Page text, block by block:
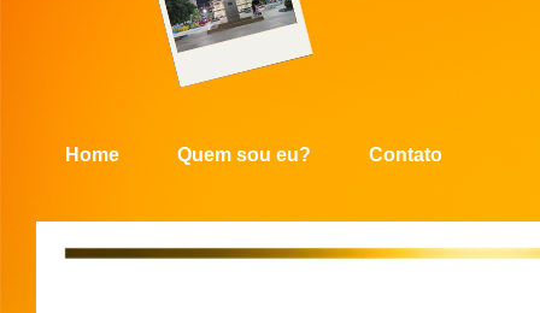
Home Quem sou eu? Contato